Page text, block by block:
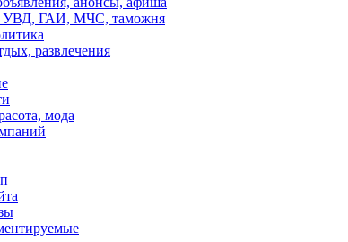
УВД, ГАИ, МЧС, таможня
развлечения
мода